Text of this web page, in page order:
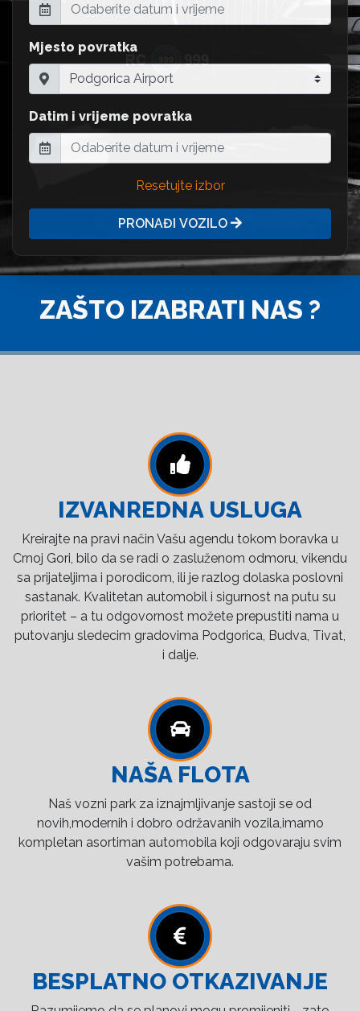
Mjesto povratka
Datim i vrijeme povratka
Resetujte izbor
PRONAĐI VOZILO
ZAŠTO IZABRATI NAS ?
IZVANREDNA USLUGA
Kreirajte na pravi način Vašu agendu tokom boravka u
Crnoj Gori, bilo da se radi o zasluženom odmoru, vikendu
sa prijateljima i porodicom, ili je razlog dolaska poslovni
sastanak. Kvalitetan automobil i sigurnost na putu su
prioritet – a tu odgovornost možete prepustiti nama u
putovanju sledecim gradovima Podgorica, Budva, Tivat,
i dalje.
NAŠA FLOTA
Naš vozni park za iznajmljivanje sastoji se od
novih,modernih i dobro održavanih vozila,imamo
kompletan asortiman automobila koji odgovaraju svim
vašim potrebama.
BESPLATNO OTKAZIVANJE